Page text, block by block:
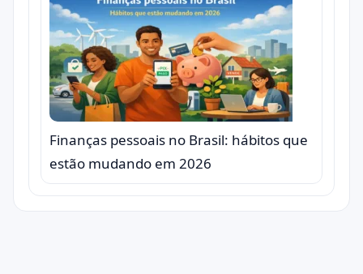
Finanças pessoais no Brasil: hábitos que
estão mudando em 2026